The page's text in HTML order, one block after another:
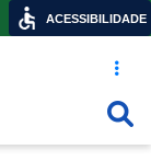
Acesso
ACESSIBILIDADE